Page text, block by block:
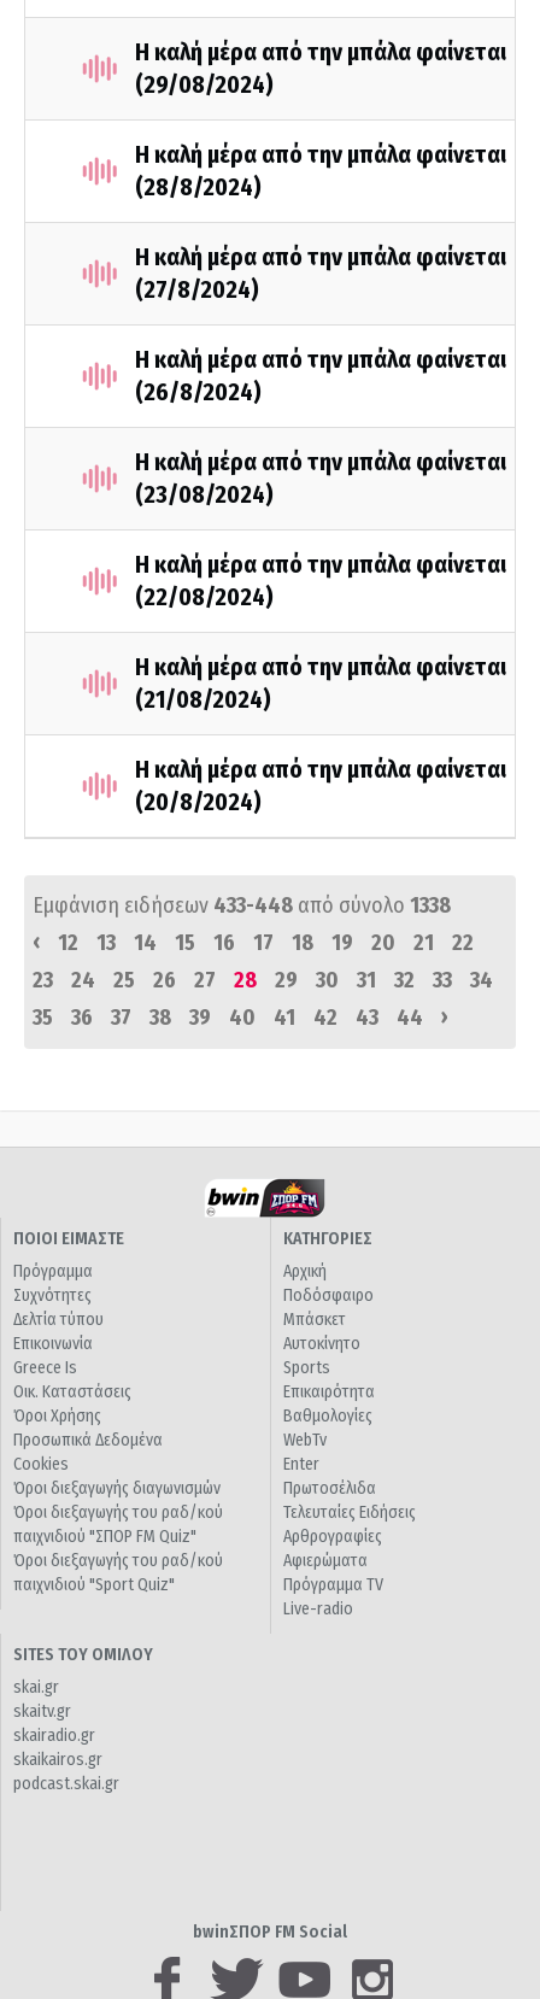
Η καλή μέρα από την μπάλα φαίνεται
(29/08/2024)
Η καλή μέρα από την μπάλα φαίνεται
(28/8/2024)
Η καλή μέρα από την μπάλα φαίνεται
(27/8/2024)
Η καλή μέρα από την μπάλα φαίνεται
(26/8/2024)
Η καλή μέρα από την μπάλα φαίνεται
(23/08/2024)
Η καλή μέρα από την μπάλα φαίνεται
(22/08/2024)
Η καλή μέρα από την μπάλα φαίνεται
(21/08/2024)
Η καλή μέρα από την μπάλα φαίνεται
(20/8/2024)
Εμφάνιση ειδήσεων 433-448 από σύνολο 1338
‹
12 13 14 15 16 17 18 19 20 21
22
23
24 25 26 27 28 29 30 31 32 33
34
35
36 37 38 39 40 41 42 43 44 ›
ΠΟΙΟΙ ΕΙΜΑΣΤΕ
Πρόγραμμα
Συχνότητες
Δελτία τύπου
Επικοινωνία
Greece Is
Οικ. Καταστάσεις
Όροι Χρήσης
Προσωπικά Δεδομένα
Cookies
Όροι διεξαγωγής διαγωνισμών
Όροι διεξαγωγής του ραδ/κού
παιχνιδιού "ΣΠΟΡ FM Quiz"
Όροι διεξαγωγής του ραδ/κού
παιχνιδιού "Sport Quiz"
ΚΑΤΗΓΟΡΙΕΣ
Αρχική
Ποδόσφαιρο
Μπάσκετ
Αυτοκίνητο
Sports
Επικαιρότητα
Βαθμολογίες
WebTv
Enter
Πρωτοσέλιδα
Τελευταίες Ειδήσεις
Αρθρογραφίες
Αφιερώματα
Πρόγραμμα TV
Live-radio
SITES ΤΟΥ ΟΜΙΛΟΥ
skai.gr
skaitv.gr
skairadio.gr
skaikairos.gr
podcast.skai.gr
bwinΣΠΟΡ FM Social